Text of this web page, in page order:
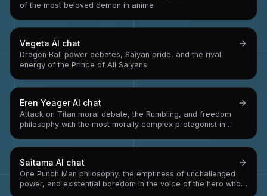
of the most beloved demon in anime
Vegeta AI chat
Dragon Ball power debates, Saiyan pride, and the rival
energy of the Prince of All Saiyans
Eren YeagerAI chat
Attack on Titan moral debate, the Rumbling, and freedom
philosophy with the most morally complex protagonist in
Saitama AI chat
One Punch Man philosophy, the emptiness of unchallenged
power, and existential boredom in the voice of the hero who